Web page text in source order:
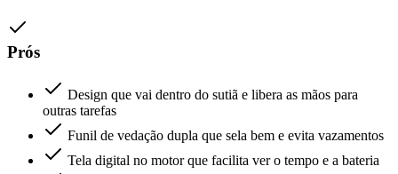
Prós
Design que vai dentro do sutiã e libera as mãos para
outras tarefas
Funil de vedação dupla que sela bem e evita vazamentos
Tela digital no motor que facilita ver o tempo e a bateria